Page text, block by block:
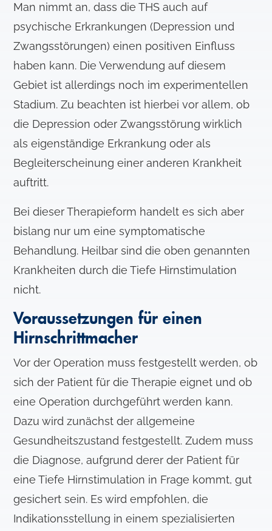
Man nimmt an, dass die THS auch auf
psychische Erkrankungen (Depression und
Zwangsstörungen) einen positiven Einfluss
haben kann. Die Verwendung auf diesem
Gebiet ist allerdings noch im experimentellen
Stadium. Zu beachten ist hierbei vor allem, ob
die Depression oder Zwangsstörung wirklich
als eigenständige Erkrankung oder als
Begleiterscheinung einer anderen Krankheit
auftritt.
Bei dieser Therapieform handelt es sich aber
bislang nur um eine symptomatische
Behandlung. Heilbar sind die oben genannten
Krankheiten durch die Tiefe Hirnstimulation
nicht.
Voraussetzungen für einen
Hirnschrittmacher
Vor der Operation muss festgestellt werden, ob
sich der Patient für die Therapie eignet und ob
eine Operation durchgeführt werden kann.
Dazu wird zunächst der allgemeine
Gesundheitszustand festgestellt. Zudem muss
die Diagnose, aufgrund derer der Patient für
eine Tiefe Hirnstimulation in Frage kommt, gut
gesichert sein. Es wird empfohlen, die
Indikationsstellung in einem spezialisierten